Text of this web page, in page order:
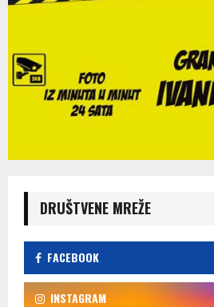
DRUŠTVENE MREŽE
FACEBOOK
INSTAGRAM